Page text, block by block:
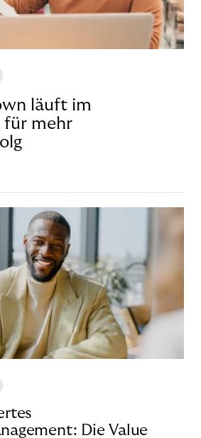
läuft im
für mehr
Die Value